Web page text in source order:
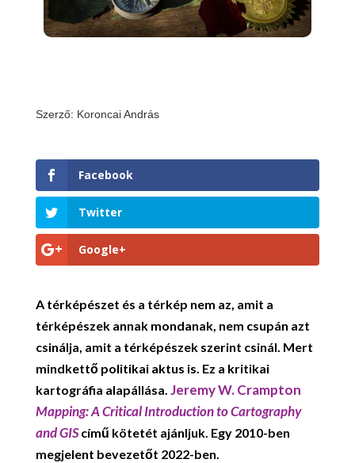
Szerző: Koroncai András
Facebook
Twitter
Google+
A térképészet és a térkép nem az, amit a
térképészek annak mondanak, nem csupán azt
csinálja, amit a térképészek szerint csinál. Mert
mindkettő politikai aktus is. Ez a kritikai
kartográfia alapállása. Jeremy W. Crampton
Mapping: A Critical Introduction to Cartography
and GIS című kötetét ajánljuk. Egy 2010-ben
megjelent bevezetőt 2022-ben.